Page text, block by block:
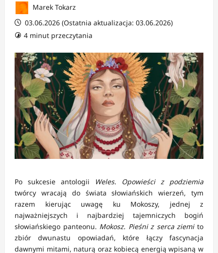
Marek Tokarz
03.06.2026 (Ostatnia aktualizacja: 03.06.2026)
4 minut przeczytania
Po sukcesie antologii
Weles. Opowieści z podziemia
twórcy wracają do świata słowiańskich wierzeń, tym
razem kierując uwagę ku Mokoszy, jednej z
najważniejszych i najbardziej tajemniczych bogiń
słowiańskiego panteonu. Mokosz. Pieśni z serca ziemito
zbiór dwunastu opowiadań, które łączy fascynacja
dawnymi mitami, naturą oraz kobiecą energią wpisaną w